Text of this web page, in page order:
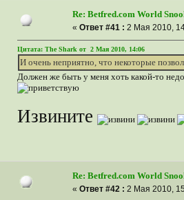
Re: Betfred.com World
« Ответ #41 : 2 Мая 2010,
Цитата: The Shark от 2 Мая 2010, 14:06
И очень неприятно, что некоторые
Должен же быть у меня хоть какой-то
Извините
Re: Betfred.com World
« Ответ #42 : 2 Мая 2010,